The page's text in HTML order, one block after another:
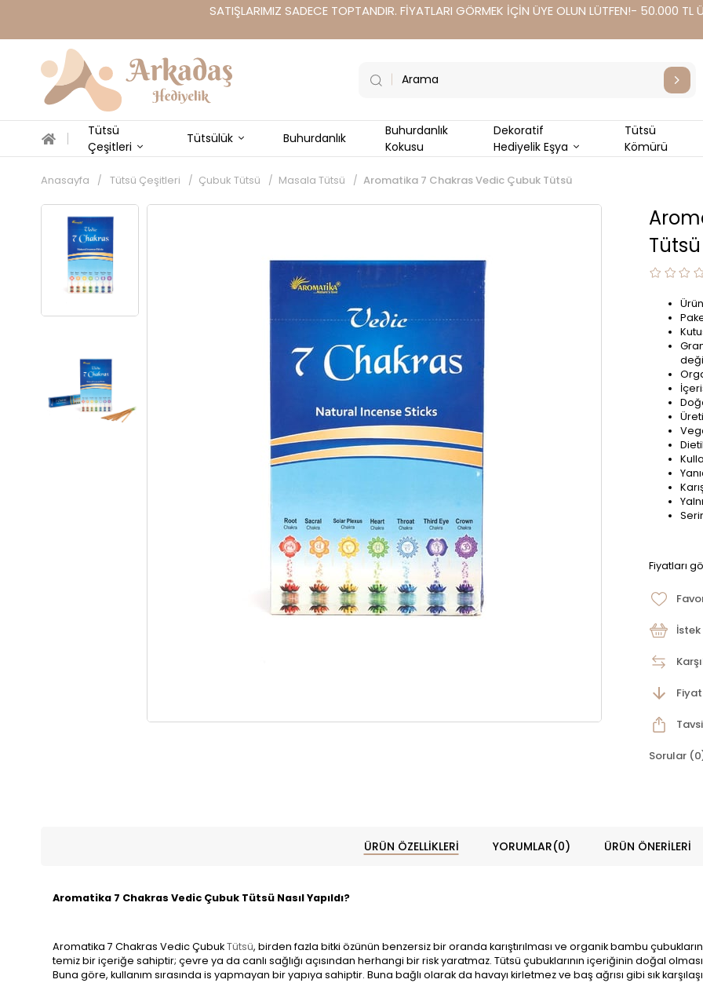
SATIŞLARIMIZ SADECE TOPTANDIR. FİYATLARI GÖRMEK İÇİN ÜYE OLUN LÜTFEN!- 50.000
Tütsü
Çeşitleri
Tütsülük Buhurdanlık
Buhurdanlık
Kokusu
Dekoratif
Hediyelik Eşya
Tütsü
Kömürü
Anasayfa Tütsü Çeşitleri Çubuk Tütsü Masala Tütsü Aromatika 7 Chakras Vedic Çubuk Tütsü
Tütsü
Fiyatları
İstek
Sorular
ÜRÜN ÖZELLIKLERI YORUMLAR(0) ÜRÜN ÖNERILERI
Aromatika 7 Chakras Vedic Çubuk Tütsü Nasıl Yapıldı?
Aromatika 7 Chakras Vedic ÇubukTütsü, birden fazla bitki özünün benzersiz bir oranda karıştırılması ve organik bambu
temiz bir içeriğe sahiptir; çevre ya da canlı sağlığı açısından herhangi bir risk yaratmaz. Tütsü çubuklarının içeriğinin doğal
Buna göre, kullanım sırasında is yapmayan bir yapıya sahiptir. Buna bağlı olarak da havayı kirletmez ve baş ağrısı gibi sık